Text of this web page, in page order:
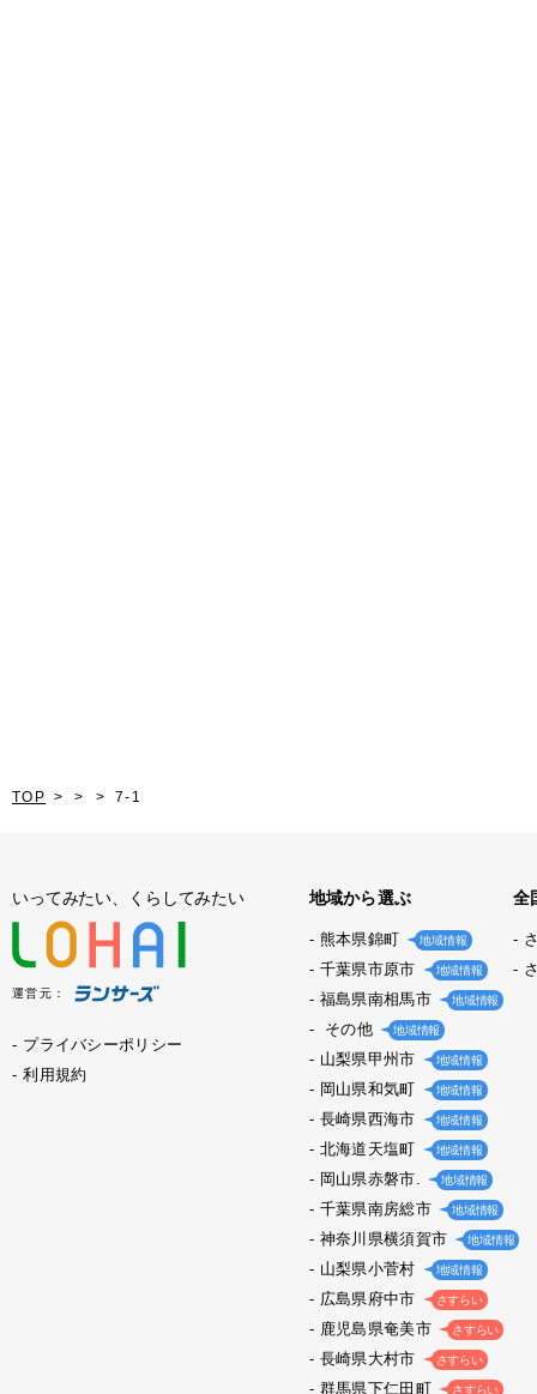
TOP 7-1
いってみたい、くらしてみたい
運営元：
プライバシーポリシー
利用規約
地域から選ぶ
熊本県錦町 地域情報
千葉県市原市 地域情報
福島県南相馬市 地域情報
その他 地域情報
山梨県甲州市 地域情報
岡山県和気町 地域情報
長崎県西海市 地域情報
北海道天塩町 地域情報
岡山県赤磐市. 地域情報
千葉県南房総市 地域情報
神奈川県横須賀市 地域情報
山梨県小菅村 地域情報
広島県府中市 さすらい
鹿児島県奄美市 さすらい
長崎県大村市 さすらい
群馬県下仁田町 さすらい
全